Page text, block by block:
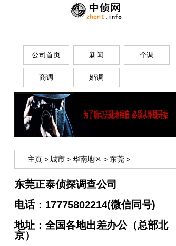
公司首页 新闻 个调
商调 婚调
主页 > 城市 > 华南地区 > 东莞 >
东莞正泰侦探调查公司
电话： 17775802214(微信同号)
地址： 全国各地出差办公（总部北
京）